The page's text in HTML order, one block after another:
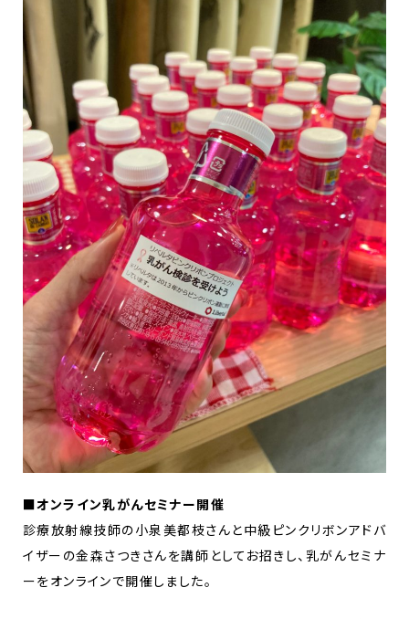
■オンライン乳がんセミナー開催
診療放射線技師の小泉美都枝さんと中級ピンクリボンアドバ
イザーの金森さつきさんを講師としてお招きし、乳がんセミナ
ーをオンラインで開催しました。